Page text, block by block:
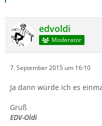
edvoldi
Moderator
7. September 2015 um 16:10
Ja dann würde ich es
Gruß
EDV-Oldi